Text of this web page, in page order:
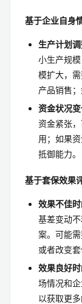
基于企业自身
生产计划
小生产规
模扩大，
产品销售
资金状况
资金紧张
用；如果
抵御能力。
基于套保效果
效果不佳
基差变动
案。可能
或者改变套
效果良好
场情况和
以获取更